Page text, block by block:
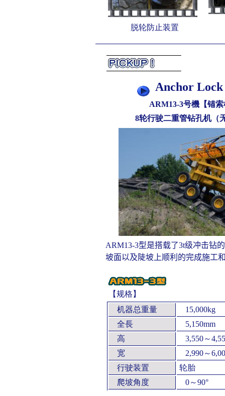
脱轮防止装置
Anchor
ARM13-3号機【锚索
8轮行驶二重管钻孔机（
ARM13-3型是搭载了3t级冲击钻
坡面以及陡坡上顺利的完成施工
【规格】
机器总重量
15,000kg
全長
5,150mm
高
3,550～
宽
2,990～
行驶装置
轮胎
爬坡角度
0～90°